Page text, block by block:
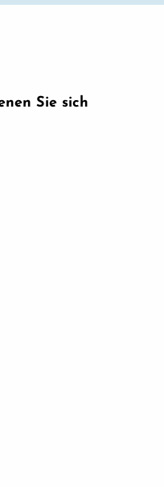
Sie sich